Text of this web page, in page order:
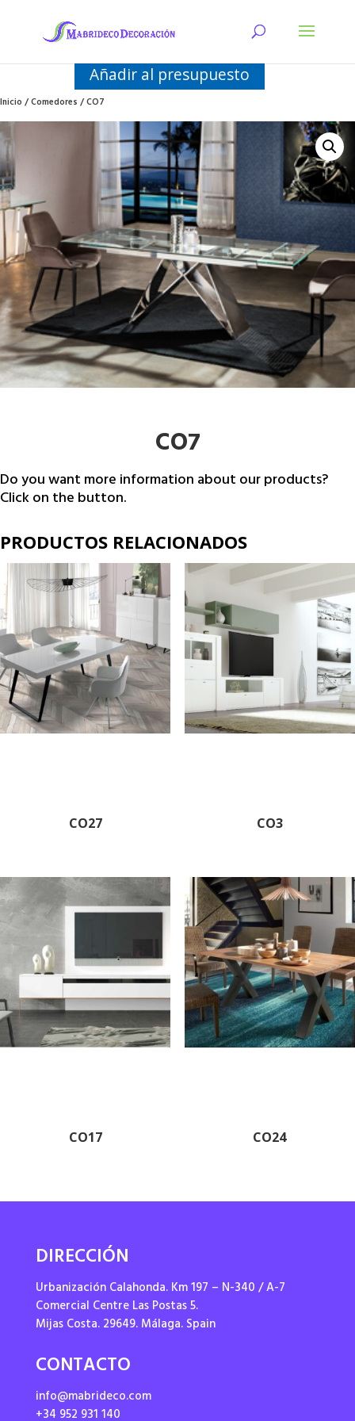
Añadir al presupuesto
Inicio/Comedores/ CO7
CO7
Do you want more information about our products?
Click on the button.
PRODUCTOS RELACIONADOS
CO27 CO3
CO17 CO24
DIRECCIÓN
Urbanización Calahonda. Km 197 – N-340 / A-7
Comercial Centre Las Postas 5.
Mijas Costa. 29649. Málaga. Spain
CONTACTO
info@mabrideco.com
+34 952 931 140